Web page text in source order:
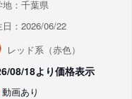
地：千葉県
日：2026/06/22
レッド系（赤色）
08/18より価格表示
動画あり